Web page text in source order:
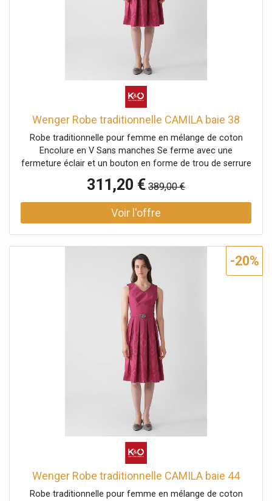
Wenger Robe traditionnelle CAMILA baie 38
Robe traditionnelle pour femme en mélange de coton
Encolure en V Sans manches Se ferme avec une
fermeture éclair et un bouton en forme de trou de serrure
au milieu du dos Ceinture avec boucle traditionnelle à la
taille Motif jacquard sur la jupe Coupe évasée Uni Nom de
la couleur : Beere (Baie) Longueur : env. 70 cm Matière
haut : 51 % polyester, 49 % coton Matière jupe : 50 %
311,20 € 389,00 €
Wenger Robe traditionnelle CAMILA baie 44
Robe traditionnelle pour femme en mélange de coton
-20%